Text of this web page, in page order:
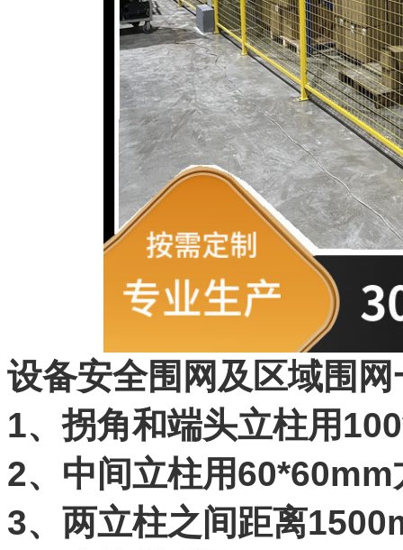
设备安全围网及区域围
1、拐角和端头立柱用
2、中间立柱用
3、两立柱之间距离